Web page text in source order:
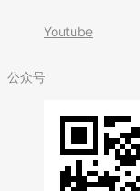
Youtube
公众号